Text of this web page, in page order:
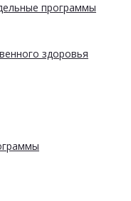
программы
здоровья